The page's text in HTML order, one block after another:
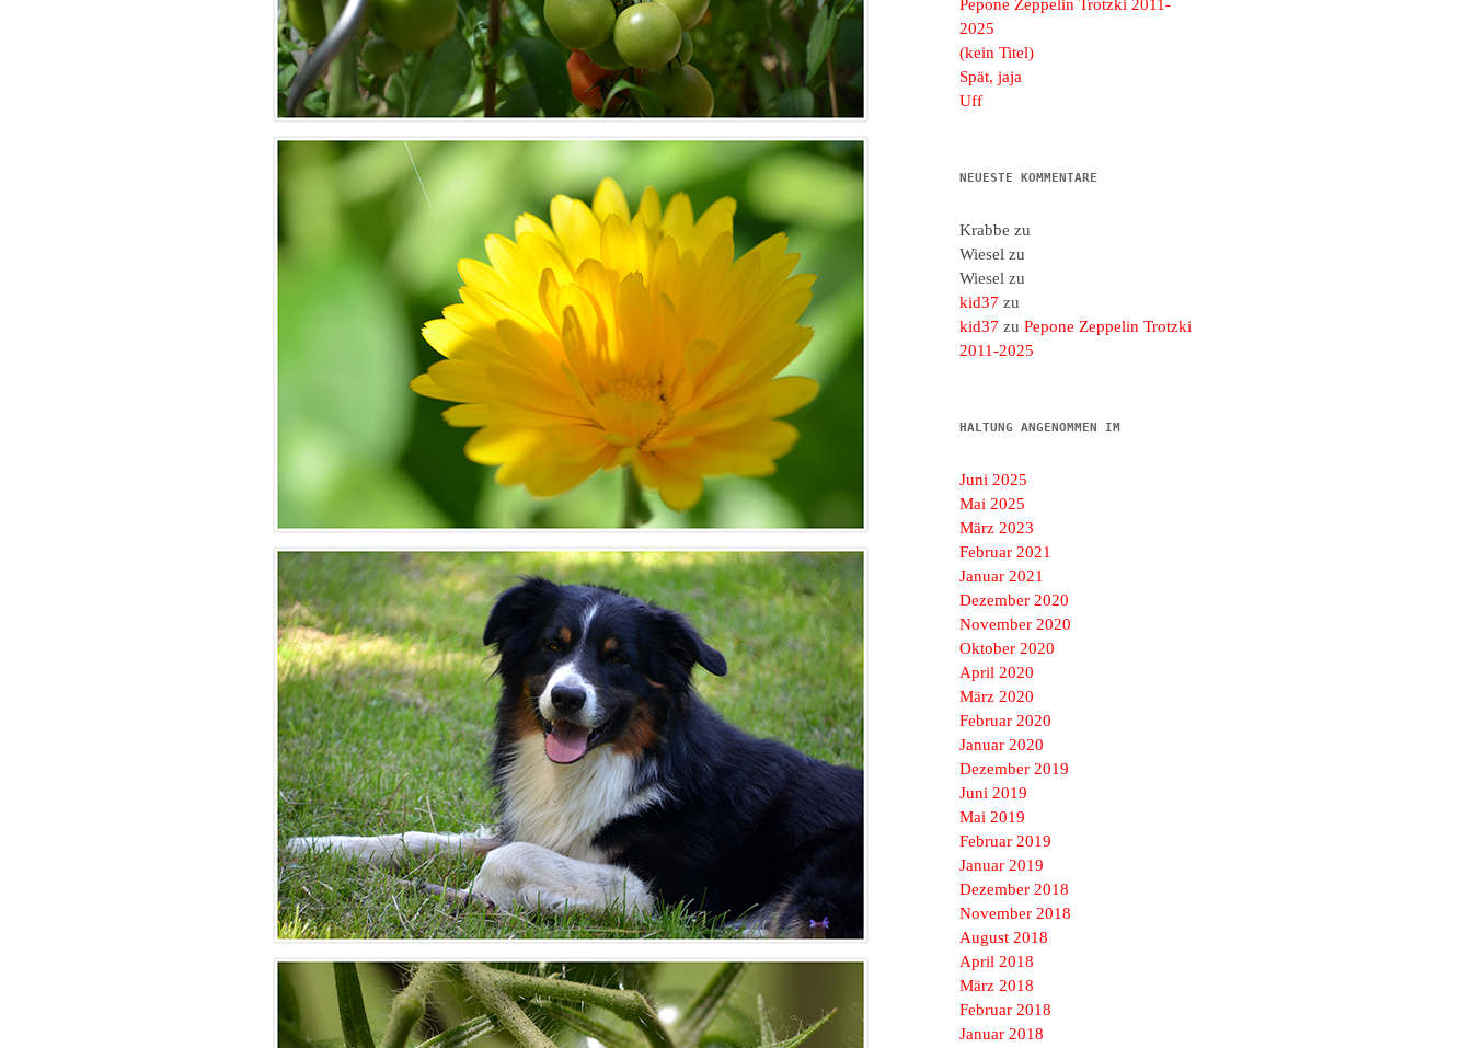
Pepone Zeppelin Trotzki 2011-
2025
(kein Titel)
Spät, jaja
Uff
NEUESTE KOMMENTARE
Krabbe zu
Wiesel zu
Wiesel zu
kid37 zu
kid37 zuPepone Zeppelin Trotzki
2011-2025
HALTUNG ANGENOMMEN IM
Juni 2025
Mai 2025
März 2023
Februar 2021
Januar 2021
Dezember 2020
November 2020
Oktober 2020
April 2020
März 2020
Februar 2020
Januar 2020
Dezember 2019
Juni 2019
Mai 2019
Februar 2019
Januar 2019
Dezember 2018
November 2018
August 2018
April 2018
März 2018
Februar 2018
Januar 2018